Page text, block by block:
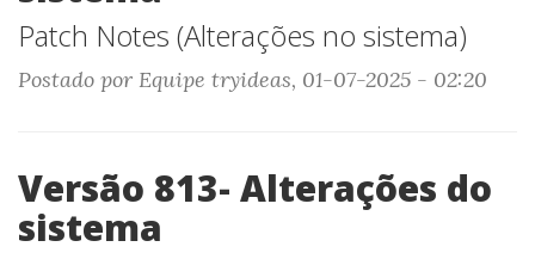
Patch Notes (Alterações no sistema)
Postado por Equipe tryideas, 01-07-2025 - 02:20
Versão 813- Alterações do
sistema